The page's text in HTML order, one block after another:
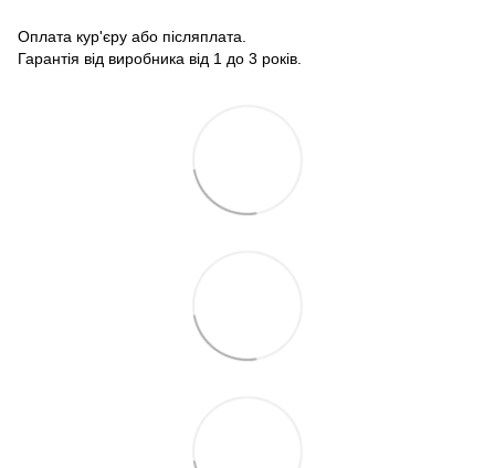
Оплата кур'єру або післяплата.
Гарантія від виробника від 1 до 3 років.